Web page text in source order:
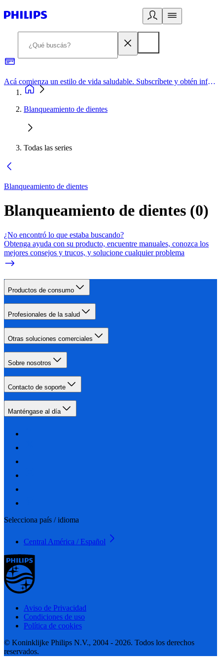
Acá comienza un estilo de vida saludable. Subscríbete y obtén información de primera mano
Blanqueamiento de dientes
Todas las series
Blanqueamiento de dientes
Blanqueamiento de dientes (0)
¿No encontró lo que estaba buscando?
Obtenga ayuda con su producto, encuentre manuales, conozca los
mejores consejos y trucos, y solucione cualquier problema
Productos de consumo
Profesionales de la salud
Otras soluciones comerciales
Sobre nosotros
Contacto de soporte
Manténgase al día
Selecciona país / idioma
Central América / Español
Aviso de Privacidad
Condiciones de uso
Política de cookies
© Koninklijke Philips N.V., 2004 - 2026. Todos los derechos
reservados.